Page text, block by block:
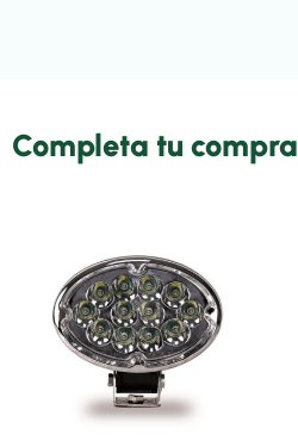
Completa tu compra